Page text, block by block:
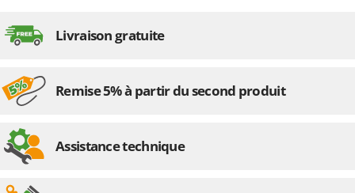
V
Vêtements de Sécurité
M
M.A.I.BO.
Macte Ovens
Marcato
Livraison gratuite
Remise 5% à partir du second produit
Assistance technique